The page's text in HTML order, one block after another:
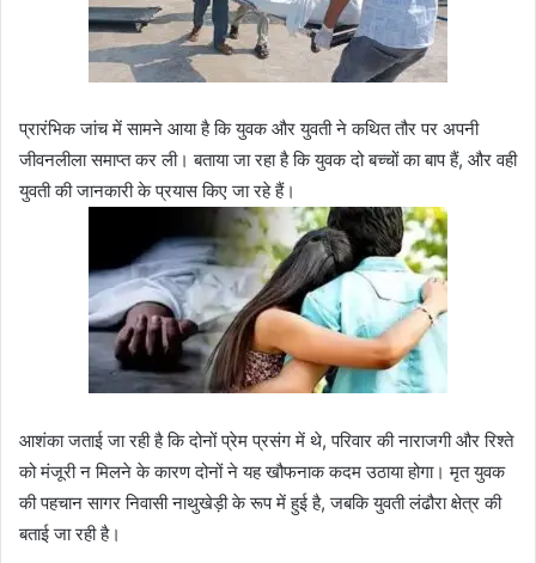
प्रारंभिक जांच में सामने आया है कि युवक और युवती ने कथित तौर पर अपनी
जीवनलीला समाप्त कर ली। बताया जा रहा है कि युवक दो बच्चों का बाप हैं, और वही
युवती की जानकारी के प्रयास किए जा रहे हैं।
आशंका जताई जा रही है कि दोनों प्रेम प्रसंग में थे, परिवार की नाराजगी और रिश्ते
को मंजूरी न मिलने के कारण दोनों ने यह खौफनाक कदम उठाया होगा। मृत युवक
की पहचान सागर निवासी नाथुखेड़ी के रूप में हुई है, जबकि युवती लंढौरा क्षेत्र की
बताई जा रही है।